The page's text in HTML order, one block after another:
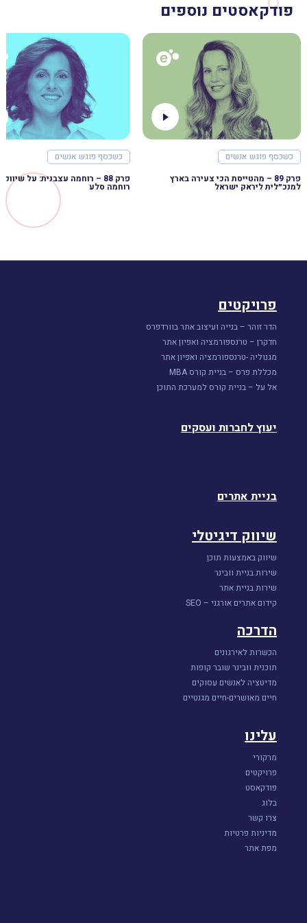
פודקאסטים נוספים
כשכסף פוגש אנשים
פרק 89 – מהטייסת הכי צעירה בארץ
למנכ״לית ליראק ישראל
כשכסף פוגש אנשים
רוחמה סלע
פרויקטים
הדר זוהר – בנייה ועיצוב אתר בוורדפרס
חדקרן – טרנספורמציה ואפיון אתר
מגנוליה -טרנספורמציה ואפיון אתר
מכללת פרס – בניית קורס MBA
אל על – בניית קורס למערכת התוכן
יעוץ לחברות ועסקים
בניית אתרים
שיווק דיגיטלי
שיווק באמצעות תוכן
שירות בניית וובינר
שירות בניית אתר
קידום אתרים אורגני – SEO
הדרכה
הכשרות לאירגונים
תוכנית וובינר שובר קופות
מדיטציה לאנשים עסוקים
חיים מאושרים-חיים מגנטיים
עלינו
מרקורי
פרויקטים
פודקאסט
בלוג
צרו קשר
מדיניות פרטיות
מפת אתר